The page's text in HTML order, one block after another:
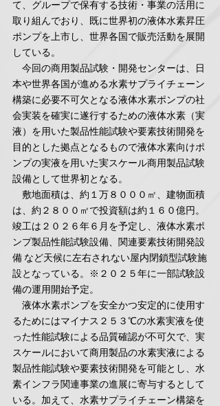
て、グループで保有する技術・事業の活用に
取り組んでおり、既に世界初の液体水素昇圧
ポンプを上市し、世界各国で販売活動を展開
している。
今回の商用製品試験・開発センターは、日
本や世界各国が進める水素サプライチェーン
構築に必要不可欠となる液体水素ポンプの社
会実装を確実に遂行するための液体水素（実
液）を用いた製品性能試験や要素技術開発を
目的とした拠点となるもので液体水素向けポ
ンプの実液を用いた実スケール商用製品試験
設備として世界初となる。
敷地面積は、約１万８０００㎡、建物面積
は、約２８００㎡で投資額は約１６０億円。
竣工は２０２６年６月を予定し、液体水素ポ
ンプ製品性能試験設備、関連要素技術開発設
備 など天候に左右されない屋内閉鎖型試験施
設となっている。※２０２５年に一部試験設
備の運用開始予定。
液体水素ポンプを安全かつ安定的に使用す
るためにはマイナス２５３℃の水素実液を使
った性能試験による品質確認が不可欠で、実
スケールにおいて商用製品の水素実液による
製品性能試験や要素技術開発を可能とし、水
素インフラ関連事業の進展に寄与するとして
いる。加えて、水素サプライチェーン構築を